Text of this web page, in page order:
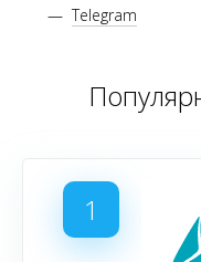
Telegram
1